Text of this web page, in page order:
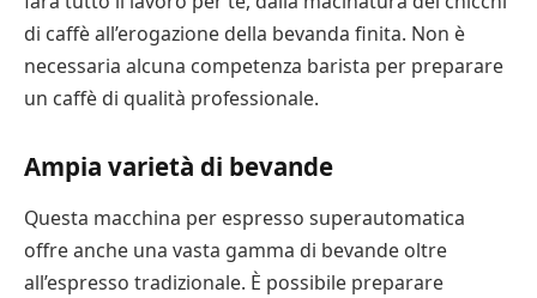
di caffè all’erogazione della bevanda finita. Non è
necessaria alcuna competenza barista per preparare
un caffè di qualità professionale.
Ampia varietà di bevande
Questa macchina per espresso superautomatica
offre anche una vasta gamma di bevande oltre
all’espresso tradizionale. È possibile preparare